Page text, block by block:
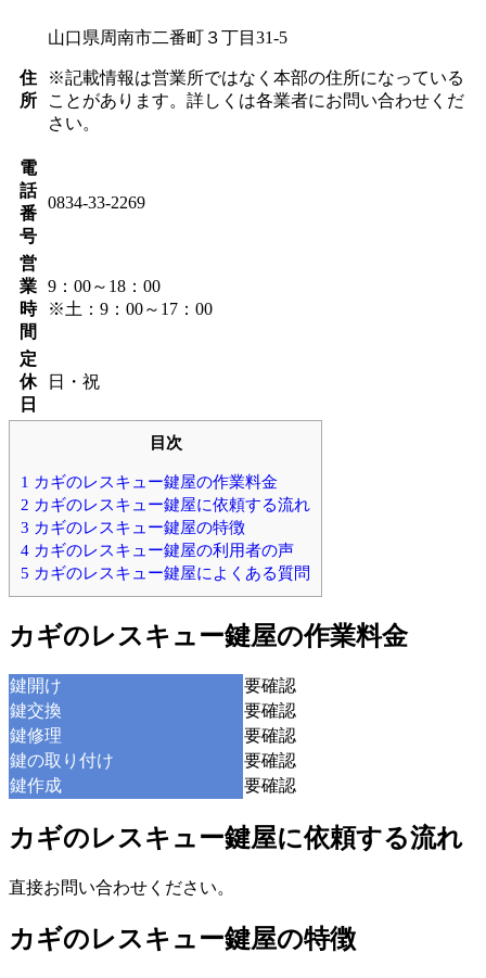
住
所
山口県周南市二番町３丁目31-5
※記載情報は営業所ではなく本部の住所になっている
ことがあります。詳しくは各業者にお問い合わせくだ
さい。
電
話
番
号
0834-33-2269
営
業
時
間
9：00～18：00
※土：9：00～17：00
定
休
日
日・祝
目次
1 カギのレスキュー鍵屋の作業料金
2 カギのレスキュー鍵屋に依頼する流れ
3 カギのレスキュー鍵屋の特徴
4 カギのレスキュー鍵屋の利用者の声
5 カギのレスキュー鍵屋によくある質問
カギのレスキュー鍵屋の作業料金
鍵開け
要確認
鍵交換
要確認
鍵修理
要確認
鍵の取り付け
要確認
鍵作成
要確認
カギのレスキュー鍵屋に依頼する流れ
直接お問い合わせください。
カギのレスキュー鍵屋の特徴